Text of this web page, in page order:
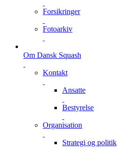
Forsikringer
Fotoarkiv
Om Dansk Squash
Kontakt
Ansatte
Bestyrelse
Organisation
Strategi og politik